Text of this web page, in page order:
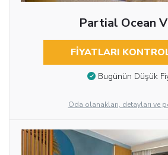
Partial Ocean
FIYATLARI
Bugünün Düşük
Oda olanakları, detayları ve